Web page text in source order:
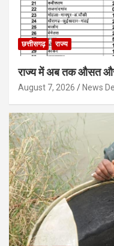
छत्तीसगढ़ राज्य
राज्य में अब तक औसत
August 7, 2026 News